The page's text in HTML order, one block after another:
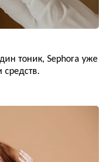
тоник, Sephora уже
средств.